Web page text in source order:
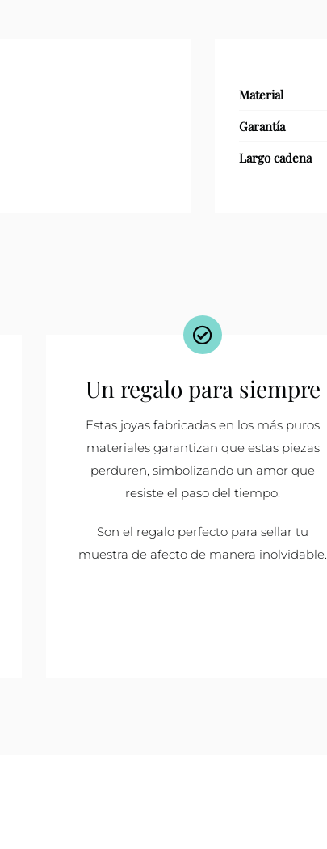
Material
Garantía
Largo cadena
Un regalo para siempre
Estas joyas fabricadas en los más puros
materiales garantizan que estas piezas
perduren, simbolizando un amor que
resiste el paso del tiempo.
Son el regalo perfecto para sellar tu
muestra de afecto de manera inolvidable.